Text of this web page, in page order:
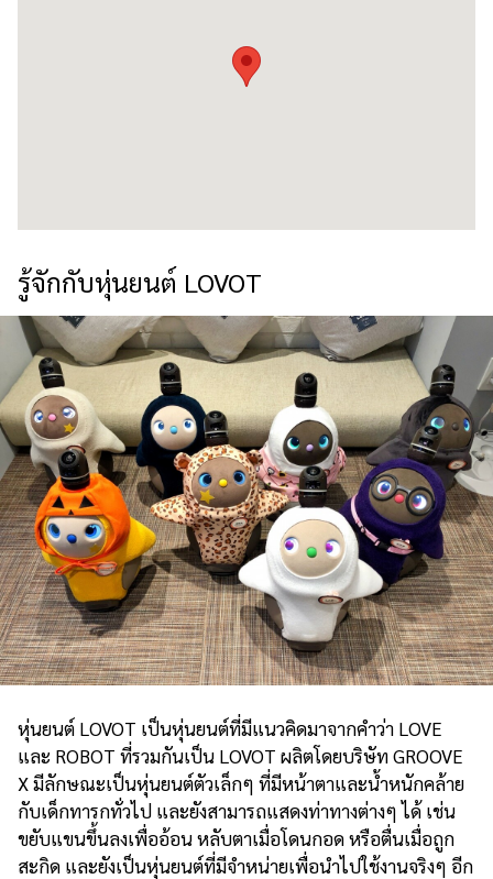
รู้จักกับหุ่นยนต์ LOVOT
หุ่นยนต์ LOVOT เป็นหุ่นยนต์ที่มีแนวคิดมาจากคำว่า LOVE
และ ROBOT ที่รวมกันเป็น LOVOT ผลิตโดยบริษัท GROOVE
X มีลักษณะเป็นหุ่นยนต์ตัวเล็กๆ ที่มีหน้าตาและน้ำหนักคล้าย
กับเด็กทารกทั่วไป และยังสามารถแสดงท่าทางต่างๆ ได้ เช่น
ขยับแขนขึ้นลงเพื่ออ้อน หลับตาเมื่อโดนกอด หรือตื่นเมื่อถูก
สะกิด และยังเป็นหุ่นยนต์ที่มีจำหน่ายเพื่อนำไปใช้งานจริงๆ อีก